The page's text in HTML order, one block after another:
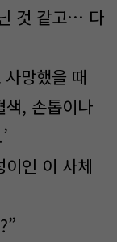
것 같고… 다
망했을 때
색, 손톱이나
인 이 사체